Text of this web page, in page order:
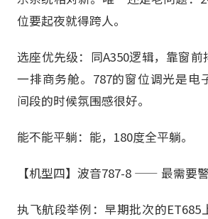
位要起夜就得跨人。
选座优先级：同A350逻辑，靠窗
一排商务舱。787的窗位调光是电
间段的时候氛围感很好。
能不能平躺：能，180度全平躺。
【机型四】波音787-8 —— 最需要
执飞航段举例：早期批次的